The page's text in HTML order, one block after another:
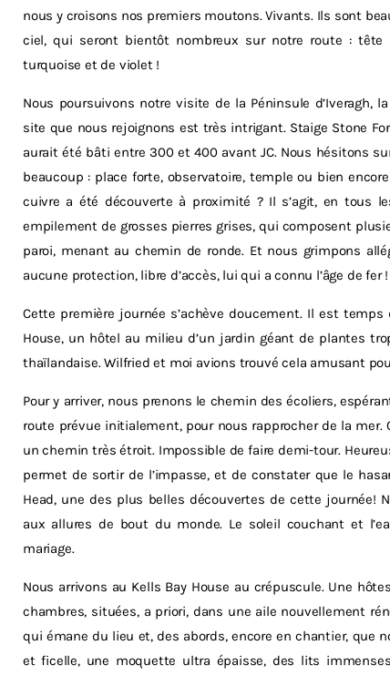
nous y croisons nos premiers moutons. Vivants. Ils sont
ciel, qui seront bientôt nombreux sur notre route : tête
turquoise et de violet !
Nous poursuivons notre visite de la Péninsule d’Iveragh,
site que nous rejoignons est très intrigant. Staige Stone
aurait été bâti entre 300 et 400 avant JC. Nous hésitons
beaucoup : place forte, observatoire, temple ou bien
cuivre a été découverte à proximité ? Il s’agit, en tous
empilement de grosses pierres grises, qui composent
paroi, menant au chemin de ronde. Et nous grimpons
aucune protection, libre d’accès, lui qui a connu l’âge de fer !
Cette première journée s’achève doucement. Il est
House, un hôtel au milieu d’un jardin géant de plantes
thaïlandaise. Wilfried et moi avions trouvé cela amusant
Pour y arriver, nous prenons le chemin des écoliers,
route prévue initialement, pour nous rapprocher de la mer.
un chemin très étroit. Impossible de faire demi-tour.
permet de sortir de l’impasse, et de constater que le
Head, une des plus belles découvertes de cette journée!
aux allures de bout du monde. Le soleil couchant et
mariage.
Nous arrivons au Kells Bay House au crépuscule. Une
chambres, situées, a priori, dans une aile nouvellement
qui émane du lieu et, des abords, encore en chantier, que
et ficelle, une moquette ultra épaisse, des lits